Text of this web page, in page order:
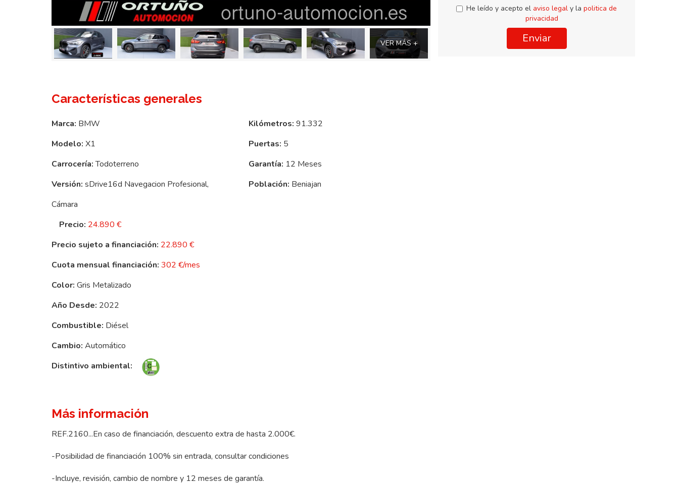
He leído y acepto el aviso legal y la politica de
privacidad
Enviar
VER MÁS +
Características generales
Marca: BMW
Modelo: X1
Carrocería:Todoterreno
Versión: sDrive16d Navegacion Profesional,
Cámara
Precio: 24.890 €
Precio sujeto a financiación: 22.890 €
Cuota mensual financiación: 302 €/mes
Color: Gris Metalizado
Año Desde: 2022
Combustible: Diésel
Cambio: Automático
Kilómetros: 91.332
Puertas: 5
Garantía: 12 Meses
Población: Beniajan
Distintivo ambiental:
Más información
REF.2160...En caso de financiación, descuento extra de hasta 2.000€.
-Posibilidad de financiación 100% sin entrada, consultar condiciones
-Incluye, revisión, cambio de nombre y 12 meses de garantía.